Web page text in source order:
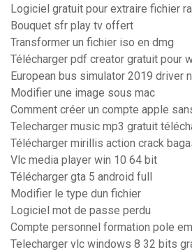
Logiciel gratuit pour extraire fichier
Bouquet sfr play tv offert
Transformer un fichier iso en dmg
Télécharger pdf creator gratuit pour
European bus simulator 2019 driver
Modifier une image sous mac
Comment créer un compte apple
Telecharger music mp3 gratuit
Télécharger mirillis action crack
Vlc media player win 10 64 bit
Télécharger gta 5 android full
Modifier le type dun fichier
Logiciel mot de passe perdu
Compte personnel formation pole
Telecharger vlc windows 8 32 bits